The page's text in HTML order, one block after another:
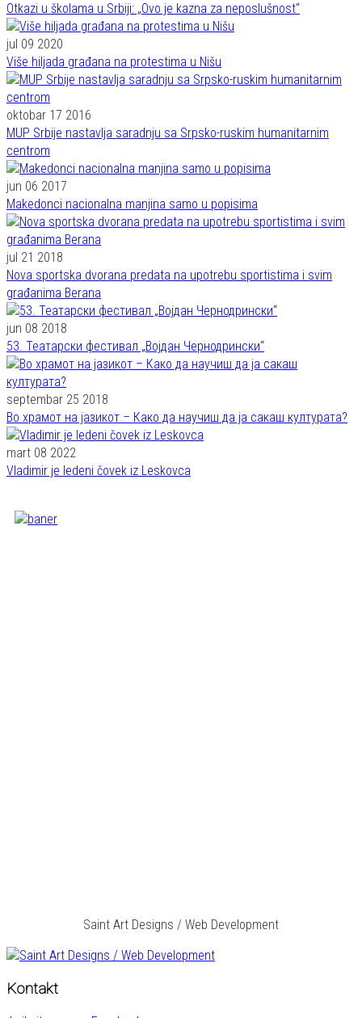
Otkazi u školama u Srbiji: „Ovo je kazna za neposlušnost“
jul 09 2020
Više hiljada građana na protestima u Nišu
oktobar 17 2016
MUP Srbije nastavlja saradnju sa Srpsko-ruskim humanitarnim
centrom
jun 06 2017
Makedonci nacionalna manjina samo u popisima
jul 21 2018
Nova sportska dvorana predata na upotrebu sportistima i svim
građanima Berana
jun 08 2018
53. Театарски фестивал „Војдан Чернодрински“
septembar 25 2018
Во храмот на јазикот – Како да научиш да ја сакаш културата?
mart 08 2022
Vladimir je ledeni čovek iz Leskovca
Saint Art Designs / Web Development
Kontakt